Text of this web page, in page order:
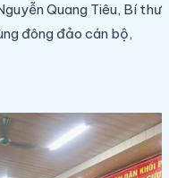
Quang Tiêu, Bí thư
đông đảo cán bộ,